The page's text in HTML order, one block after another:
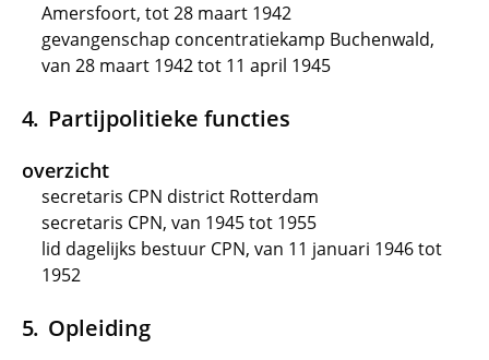
Amersfoort, tot 28 maart 1942
gevangenschap concentratiekamp Buchenwald,
van 28 maart 1942 tot 11 april 1945
Partijpolitieke functies
overzicht
secretaris CPN district Rotterdam
secretaris CPN, van 1945 tot 1955
lid dagelijks bestuur CPN, van 11 januari 1946 tot
1952
Opleiding